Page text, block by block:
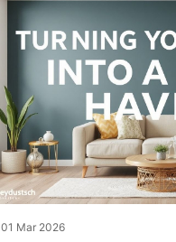
01 Mar 2026